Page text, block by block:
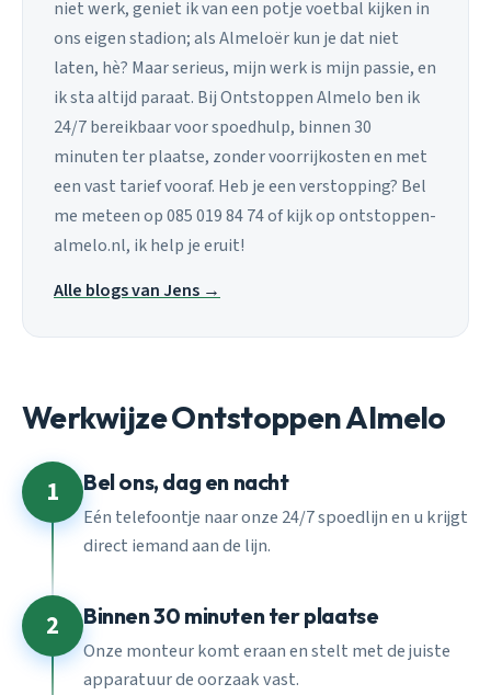
niet werk, geniet ik van een potje voetbal kijken in
ons eigen stadion; als Almeloër kun je dat niet
laten, hè? Maar serieus, mijn werk is mijn passie, en
ik sta altijd paraat. Bij Ontstoppen Almelo ben ik
24/7 bereikbaar voor spoedhulp, binnen 30
minuten ter plaatse, zonder voorrijkosten en met
een vast tarief vooraf. Heb je een verstopping? Bel
me meteen op 085 019 84 74 of kijk op ontstoppen-
almelo.nl, ik help je eruit!
Alle blogs van Jens →
Werkwijze Ontstoppen Almelo
1 Bel ons, dag en nacht
Eén telefoontje naar onze 24/7 spoedlijn en u krijgt
direct iemand aan de lijn.
2 Binnen 30 minuten ter plaatse
Onze monteur komt eraan en stelt met de juiste
apparatuur de oorzaak vast.